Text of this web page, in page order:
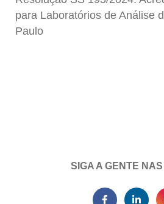
para Laboratórios de Análise
Paulo
SIGA A GENTE